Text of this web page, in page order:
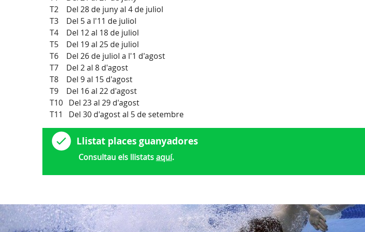
T2 Del 28 de juny al 4 de juliol
T3 Del 5 a l'11 de juliol
T4 Del 12 al 18 de juliol
T5 Del 19 al 25 de juliol
T6 Del 26 de juliol a l'1 d'agost
T7 Del 2 al 8 d'agost
T8 Del 9 al 15 d'agost
T9 Del 16 al 22 d'agost
T10 Del 23 al 29 d'agost
T11 Del 30 d'agost al 5 de setembre
Llistat places guanyadores
Consultau els llistatsaquí.